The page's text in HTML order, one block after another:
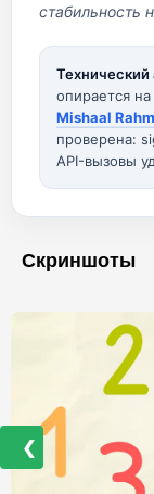
стабильность
Технический
опирается
Mishaal
проверена:
API-вызовы
Скриншоты
❮